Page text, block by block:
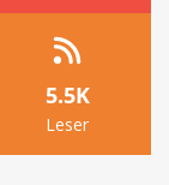
5.5K
Leser